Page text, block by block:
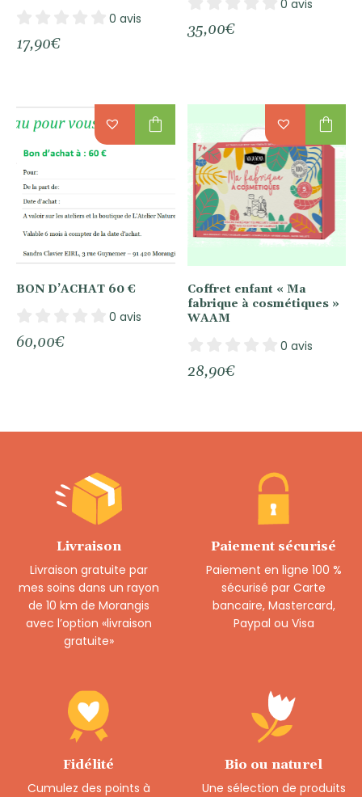
0 avis
17,90€
0 avis
35,00€
BON D’ACHAT 60 €
0 avis
60,00€
shopping_bag
Coffret enfant « Ma
fabrique à cosmétiques »
WAAM
0 avis
28,90€
shopping_bag
Livraison
Livraison gratuite par
mes soins dans un rayon
de 10 km de Morangis
avec l’option «livraison
gratuite»
Paiement sécurisé
Paiement en ligne 100 %
sécurisé par Carte
bancaire, Mastercard,
Paypal ou Visa
Fidélité
Cumulez des points à
Bio ou naturel
Une sélection de produits